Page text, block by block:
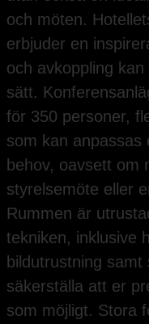
och möten.
erbjuder en
och avkoppling
sätt.
för 350 personer,
som kan anpassas
behov, oavsett om
styrelsemöte eller
Rummen är
tekniken, inklusive
bildutrustning
säkerställa att er
som möjligt. Stora